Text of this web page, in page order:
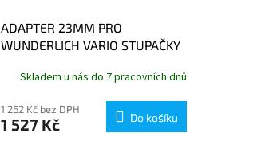
ADAPTER 23MM PRO
WUNDERLICH VARIO STUPAČKY
Skladem u nás do 7 pracovních dnů
1 262 Kč bez DPH
1 527 Kč Do košíku